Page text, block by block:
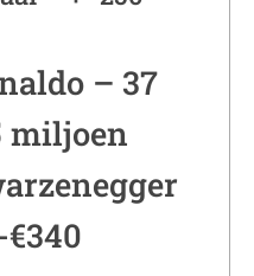
– 37
miljoen